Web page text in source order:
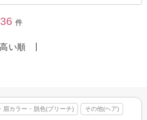
ヘアセット
閉じる
36 件
高い順
眉カラー・脱色(ブリーチ) その他(ヘア)